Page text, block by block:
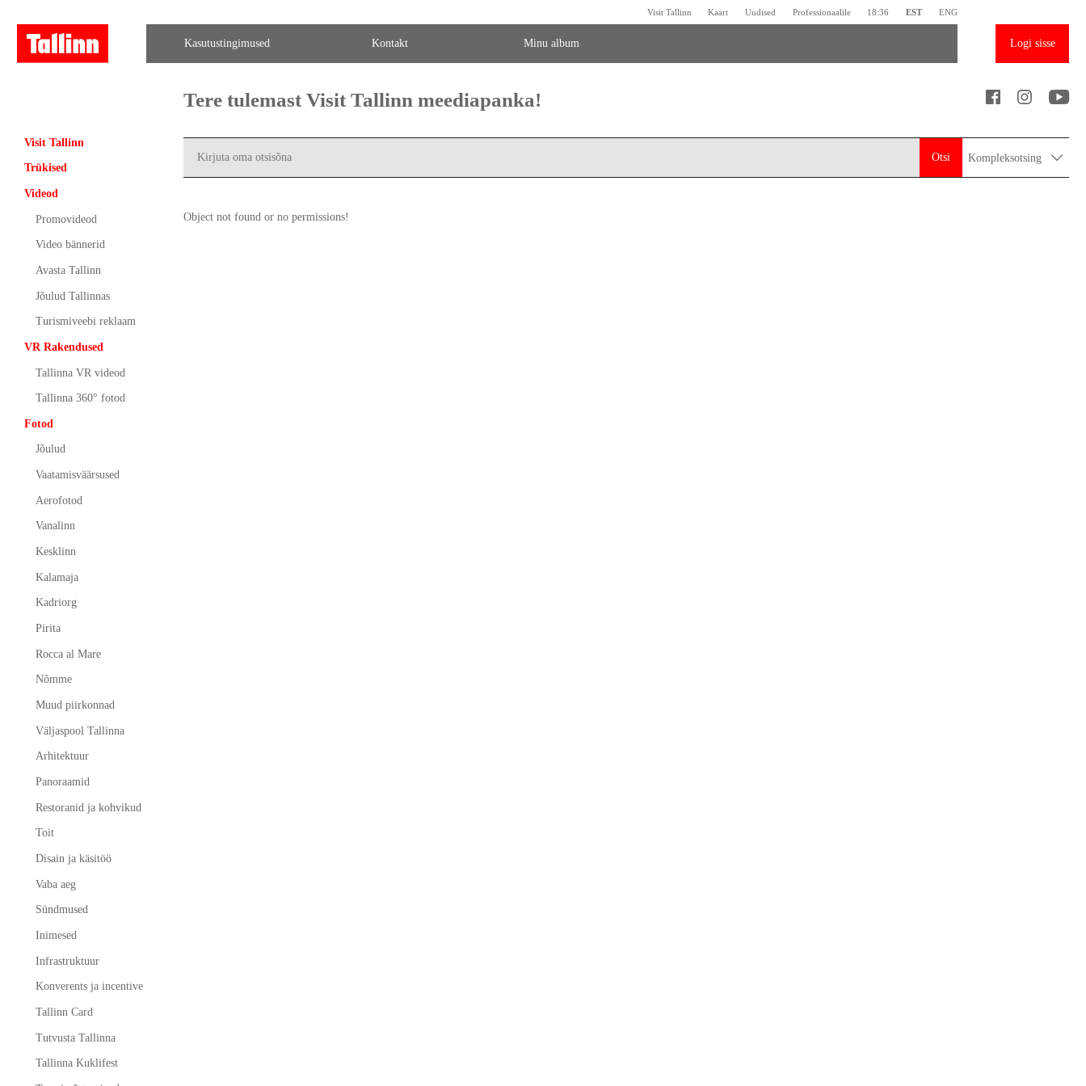
Visit Tallinn Kaart Uudised Professionaalile 18:36 EST ENG
Kasutustingimused Kontakt Minu album Logi sisse
Visit Tallinn
Trükised
Videod
Promovideod
Video bännerid
Avasta Tallinn
Jõulud Tallinnas
Turismiveebi reklaam
VR Rakendused
Tallinna VR videod
Tallinna 360° fotod
Fotod
Jõulud
Vaatamisväärsused
Aerofotod
Vanalinn
Kesklinn
Kalamaja
Kadriorg
Pirita
Rocca al Mare
Nõmme
Muud piirkonnad
Väljaspool Tallinna
Arhitektuur
Panoraamid
Restoranid ja kohvikud
Toit
Disain ja käsitöö
Vaba aeg
Sündmused
Inimesed
Infrastruktuur
Konverents ja incentive
Tallinn Card
Tutvusta Tallinna
Tallinna Kuklifest
Tere tulemast Visit Tallinn meediapanka!
Otsi Kompleksotsing
Object not found or no permissions!